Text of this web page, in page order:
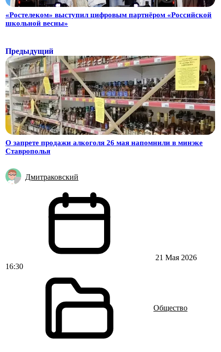
«Ростелеком» выступил цифровым партнёром «Российской
школьной весны»
Предыдущий
О запрете продажи алкоголя 26 мая напомнили в минэке
Ставрополья
Дмитраковский
21 Мая 2026
16:30
Общество